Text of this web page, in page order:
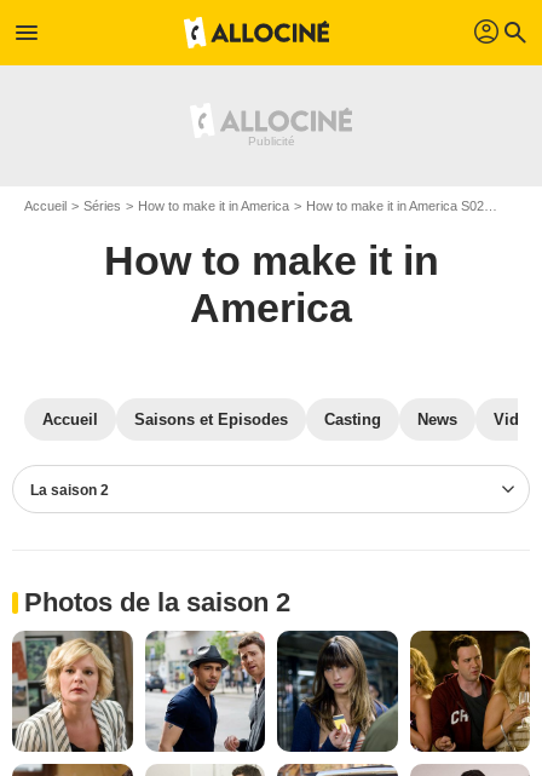
menu profil search
Accueil Séries How to make it in America How to make it in America S02
How to make it in
America
Accueil Saisons et Episodes Casting News
La saison 2
Photos de la saison 2